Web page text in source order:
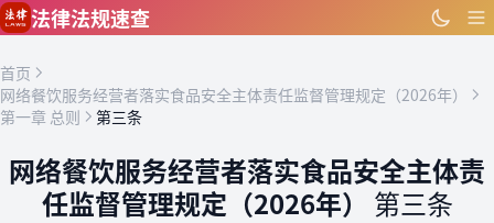
跳到主要内容
法律法规速查
首页
网络餐饮服务经营者落实食品安全主体责任监督管理规定（2026年）
第一章 总则
第三条
网络餐饮服务经营者落实食品安全主体责
任监督管理规定（2026年） 第三条